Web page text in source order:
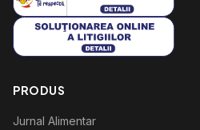
PRODUS
Jurnal Alimentar